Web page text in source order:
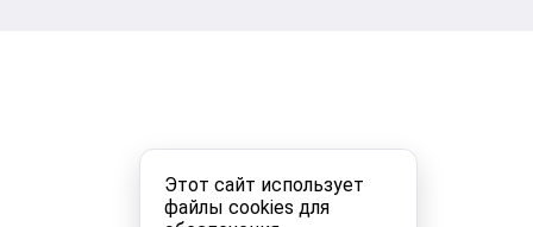
Этот сайт использует
файлы cookies для